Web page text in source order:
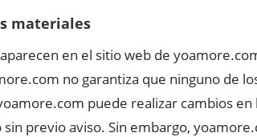
materiales
en el sitio web de
no garantiza que ninguno de
puede realizar cambios
previo aviso. Sin embargo,